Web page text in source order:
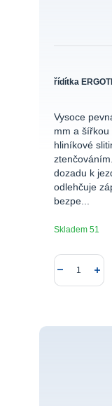
řídítka
Vysoce
mm a
hliníkové
dozadu k
odlehčuje
bezpe...
Skladem 51